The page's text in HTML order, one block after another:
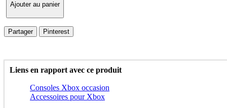
Ajouter au panier
Partager Pinterest
Liens en rapport avec ce produit
Consoles Xbox occasion
Accessoires pour Xbox